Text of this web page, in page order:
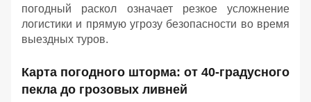
погодный раскол означает резкое усложнение
логистики и прямую угрозу безопасности во время
выездных туров.
Карта погодного шторма: от 40-градусного
пекла до грозовых ливней